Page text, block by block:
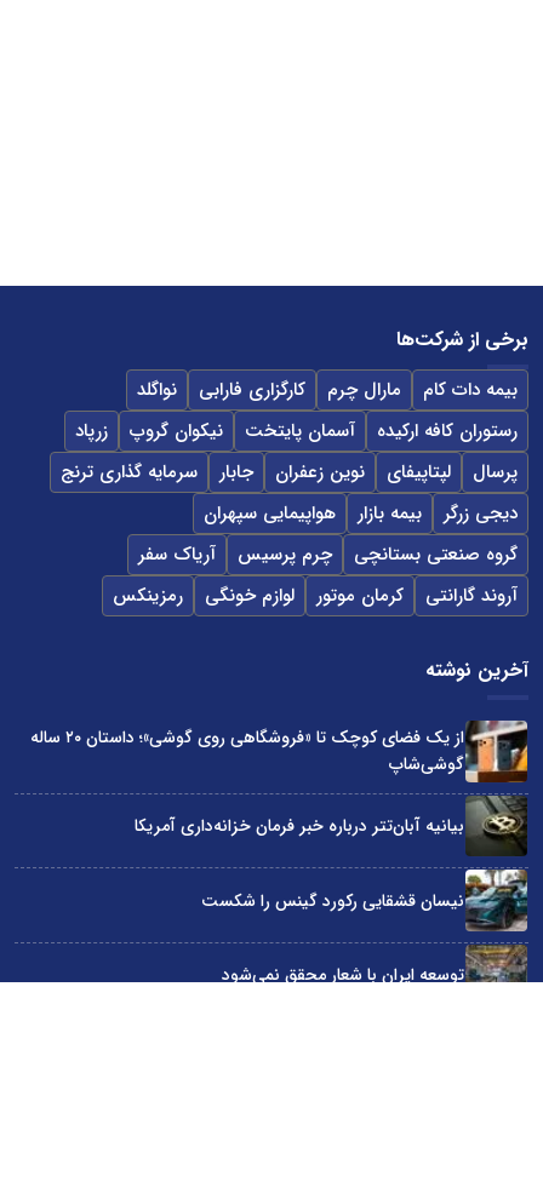
برخی از شرکت‌ها
بیمه دات کام مارال چرم کارگزاری فارابی
نواگلد
رستوران کافه ارکیده
آسمان پایتخت نیکوان گروپ
زرپاد
پرسال
لپتاپیفای نوین زعفران جابار
سرمایه گذاری ترنج
دیجی زرگر
بیمه بازار
هواپیمایی سپهران
گروه صنعتی بستانچی
چرم پرسیس
آریاک سفر
آروند گارانتی
کرمان موتور لوازم خونگی رمزینکس
آخرین نوشته
از یک فضای کوچک تا «فروشگاهی روی گوشی»؛ داستان ۲۰ ساله
گوشی‌شاپ
بیانیه آبان‌تتر درباره خبر فرمان خزانه‌داری آمریکا
نیسان قشقایی رکورد گینس را شکست
توسعه ایران با شعار محقق نمی‌شود